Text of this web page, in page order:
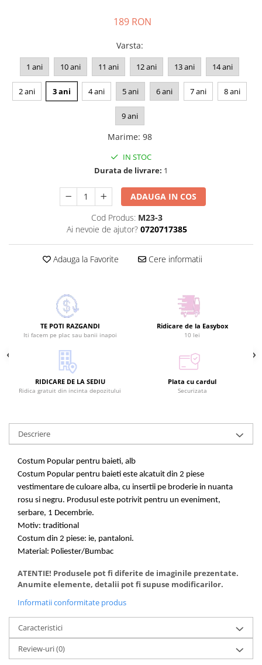
189 RON
Varsta:
1 ani 10 ani 11 ani 12 ani 13 ani 14 ani
2 ani 3 ani 4 ani 5 ani 6 ani 7 ani 8 ani
9 ani
Marime: 98
IN STOC
Durata de livrare: 1
ADAUGA IN COS
Cod Produs: M23-3
Ai nevoie de ajutor? 0720717385
Adauga la Favorite Cere informatii
TE POTI RAZGANDI
Iti facem pe plac sau banii inapoi
Ridicare de la Easybox
10 lei
RIDICARE DE LA SEDIU
Ridica gratuit din incinta depozitului
Plata cu cardul
Securizata
Descriere
Costum Popular pentru baieti, alb
Costum Popular pentru baieti este alcatuit din 2 piese
vestimentare de culoare alba, cu insertii pe broderie in nuanta
rosu si negru. Produsul este potrivit pentru un eveniment,
serbare, 1 Decembrie.
Motiv: traditional
Costum din 2 piese: ie, pantaloni.
Material: Poliester/Bumbac
ATENTIE! Produsele pot fi diferite de imaginile prezentate.
Anumite elemente, detalii pot fi supuse modificarilor.
Informatii conformitate produs
Caracteristici
Review-uri(0)